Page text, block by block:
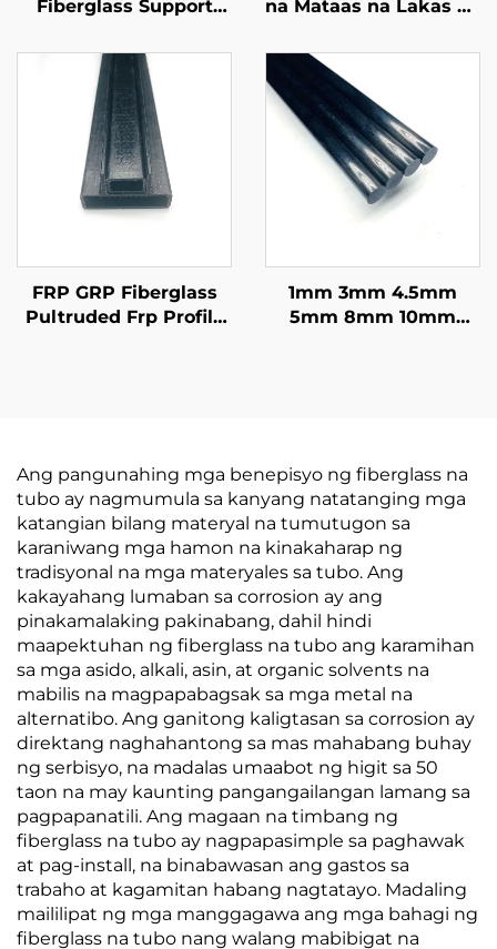
Fiberglass Support
Pipe
na Mataas na Lakas na
Fiberglass Matibay at
Tiyak para sa
Maraming Sitwasyon
FRP GRP Fiberglass
Pultruded Frp Profile
1mm 3mm 4.5mm
5mm 8mm 10mm
Ang pangunahing mga benepisyo ng fiberglass na
tubo ay nagmumula sa kanyang natatanging mga
katangian bilang materyal na tumutugon sa
karaniwang mga hamon na kinakaharap ng
tradisyonal na mga materyales sa tubo. Ang
kakayahang lumaban sa corrosion ay ang
pinakamalaking pakinabang, dahil hindi
maapektuhan ng fiberglass na tubo ang karamihan
sa mga asido, alkali, asin, at organic solvents na
mabilis na magpapabagsak sa mga metal na
alternatibo. Ang ganitong kaligtasan sa corrosion ay
direktang naghahantong sa mas mahabang buhay
ng serbisyo, na madalas umaabot ng higit sa 50
taon na may kaunting pangangailangan lamang sa
pagpapanatili. Ang magaan na timbang ng
fiberglass na tubo ay nagpapasimple sa paghawak
at pag-install, na binabawasan ang gastos sa
trabaho at kagamitan habang nagtatayo. Madaling
maililipat ng mga manggagawa ang mga bahagi ng
fiberglass na tubo nang walang mabibigat na